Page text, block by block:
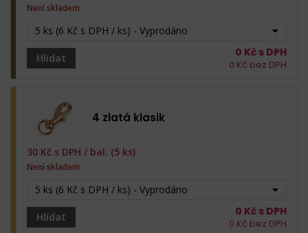
5 ks (6 Kč s DPH / ks) - Vyprodáno
Hlídat
Není skladem
0 Kč s DPH
0 Kč bez DPH
4 zlatá klasik
5 ks (6 Kč s DPH / ks) - Vyprodáno
Hlídat
30 Kč s DPH / bal. (5 ks)
Není skladem
0 Kč s DPH
0 Kč bez DPH